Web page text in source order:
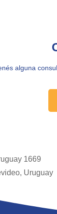
alguna
1669
Uruguay